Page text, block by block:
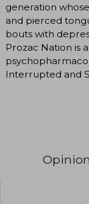
generation
and pierced
bouts with
Prozac Nation is
Interrupted and